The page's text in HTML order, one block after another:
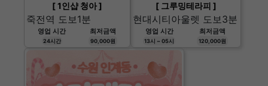
[ 1인샵 청아 ]
죽전역 도보1분
영업 시간
24시간
최저금액
90,000원
[ 그루밍테라피 ]
현대시티아울렛 도보3분
영업 시간
13시 ~ 05시
최저금액
120,000원